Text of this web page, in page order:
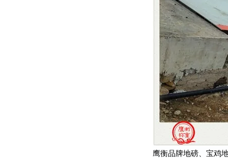
鹰衡品牌地磅、宝鸡